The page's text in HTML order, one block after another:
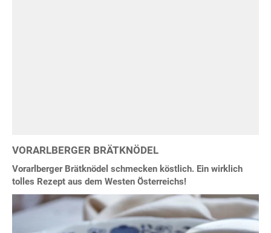
VORARLBERGER BRÄTKNÖDEL
Vorarlberger Brätknödel schmecken köstlich. Ein wirklich
tolles Rezept aus dem Westen Österreichs!